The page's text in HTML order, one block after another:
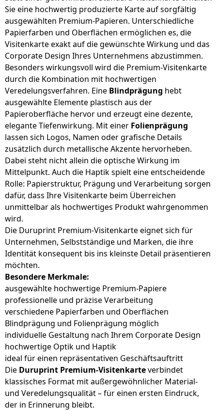
Sie eine hochwertig produzierte Karte auf sorgfältig
ausgewählten Premium-Papieren. Unterschiedliche
Papierfarben und Oberflächen ermöglichen es, die
Visitenkarte exakt auf die gewünschte Wirkung und das
Corporate Design Ihres Unternehmens abzustimmen.
Besonders wirkungsvoll wird die Premium-Visitenkarte
durch die Kombination mit hochwertigen
Veredelungsverfahren. Eine Blindprägung hebt
ausgewählte Elemente plastisch aus der
Papieroberfläche hervor und erzeugt eine dezente,
elegante Tiefenwirkung. Mit einer Folienprägung
lassen sich Logos, Namen oder grafische Details
zusätzlich durch metallische Akzente hervorheben.
Dabei steht nicht allein die optische Wirkung im
Mittelpunkt. Auch die Haptik spielt eine entscheidende
Rolle: Papierstruktur, Prägung und Verarbeitung sorgen
dafür, dass Ihre Visitenkarte beim Überreichen
unmittelbar als hochwertiges Produkt wahrgenommen
wird.
Die Duruprint Premium-Visitenkarte eignet sich für
Unternehmen, Selbstständige und Marken, die ihre
Identität konsequent bis ins kleinste Detail präsentieren
möchten.
Besondere Merkmale:
ausgewählte hochwertige Premium-Papiere
professionelle und präzise Verarbeitung
verschiedene Papierfarben und Oberflächen
Blindprägung und Folienprägung möglich
individuelle Gestaltung nach Ihrem Corporate Design
hochwertige Optik und Haptik
ideal für einen repräsentativen Geschäftsauftritt
Die Duruprint Premium-Visitenkarteverbindet
klassisches Format mit außergewöhnlicher Material-
und Veredelungsqualität – für einen ersten Eindruck,
der in Erinnerung bleibt.